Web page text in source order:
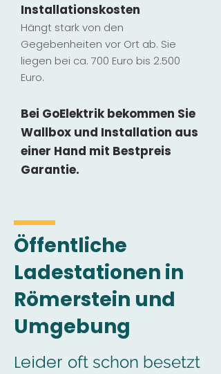
Installationskosten
Hängt stark von den
Gegebenheiten vor Ort ab. Sie
liegen bei ca. 700 Euro bis 2.500
Euro.
Bei GoElektrik bekommen Sie
Wallbox und Installation aus
einer Hand mit Bestpreis
Garantie.
Öffentliche
Ladestationen in
Römerstein und
Umgebung
Leider oft schon besetzt